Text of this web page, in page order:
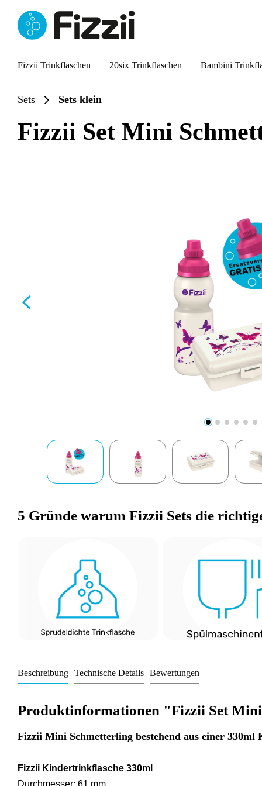
Zur Hauptnavigation springen
Fizzii Trinkflaschen 20six Trinkflaschen Bambini
Sets Sets klein
Fizzii Set Mini
5 Gründe warum Fizzii Sets die
Beschreibung Technische Details Bewertungen
Produktinformationen "Fizzii Set
Fizzii Mini Schmetterling bestehend aus einer
Fizzii Kindertrinkflasche 330ml
Durchmesser: 61 mm